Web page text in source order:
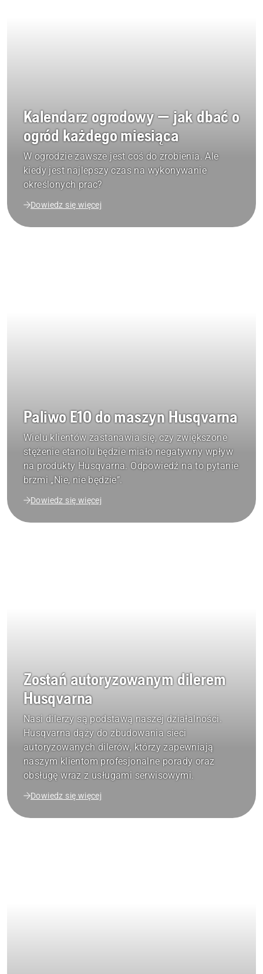
Kalendarz ogrodowy — jak dbać o
ogród każdego miesiąca
W ogrodzie zawsze jest coś do zrobienia. Ale
kiedy jest najlepszy czas na wykonywanie
określonych prac?
Dowiedz się więcej
Paliwo E10 do maszyn Husqvarna
Wielu klientów zastanawia się, czy zwiększone
stężenie etanolu będzie miało negatywny wpływ
na produkty Husqvarna. Odpowiedź na to pytanie
brzmi „Nie, nie będzie”.
Dowiedz się więcej
Zostań autoryzowanym dilerem
Husqvarna
Nasi dilerzy są podstawą naszej działalności.
Husqvarna dąży do zbudowania sieci
autoryzowanych dilerów, którzy zapewniają
naszym klientom profesjonalne porady oraz
obsługę wraz z usługami serwisowymi.
Dowiedz się więcej